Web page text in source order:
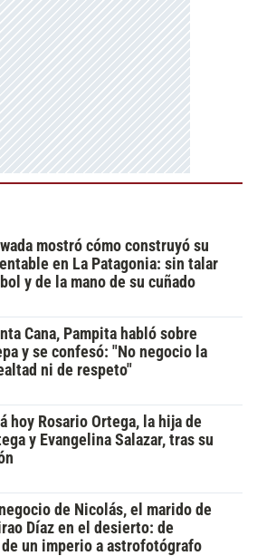
mostró cómo construyó su
en La Patagonia: sin talar
y de la mano de su cuñado
Cana, Pampita habló sobre
y se confesó: "No negocio la
ni de respeto"
hoy Rosario Ortega, la hija de
y Evangelina Salazar, tras su
de Nicolás, el marido de
Díaz en el desierto: de
de un imperio a astrofotógrafo